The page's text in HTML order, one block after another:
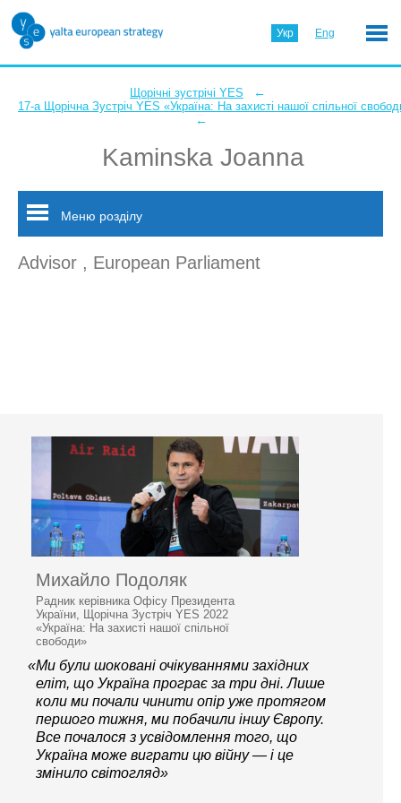
Укр Eng
Щорічні зустрічі YES ←
17-а Щорічна Зустріч YES «Україна: На захисті нашої спільної
←
Kaminska Joanna
Меню розділу
Advisor , European Parliament
Михайло Подоляк
Радник керівника Офісу Президента
України, Щорічна Зустріч YES 2022
«Україна: На захисті нашої спільної
свободи»
«Ми були шоковані очікуваннями західних
еліт, що Україна програє за три дні. Лише
коли ми почали чинити опір уже протягом
першого тижня, ми побачили іншу Європу.
Все почалося з усвідомлення того, що
Україна може виграти цю війну — і це
змінило світогляд»